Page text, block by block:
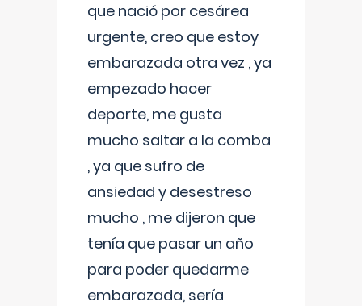
que nació por cesárea
urgente, creo que estoy
embarazada otra vez , ya
empezado hacer
deporte, me gusta
mucho saltar a la comba
, ya que sufro de
ansiedad y desestreso
mucho , me dijeron que
tenía que pasar un año
para poder quedarme
embarazada, sería